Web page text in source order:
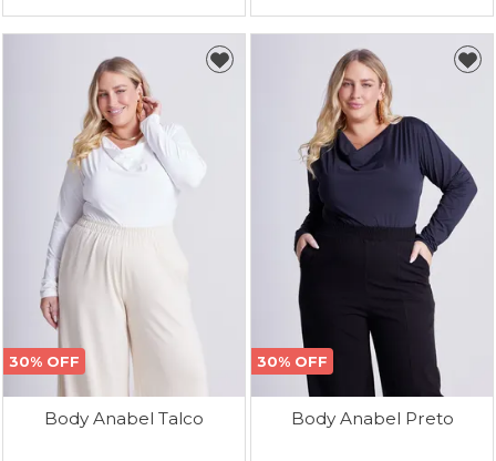
30% OFF
Body Anabel Talco
30% OFF
Body Anabel Preto